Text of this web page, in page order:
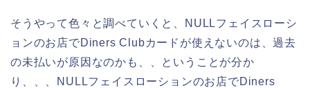
そうやって色々と調べていくと、NULLフェイスローシ
ョンのお店でDiners Clubカードが使えないのは、過去
の未払いが原因なのかも、、ということが分か
り、、、NULLフェイスローションのお店でDiners